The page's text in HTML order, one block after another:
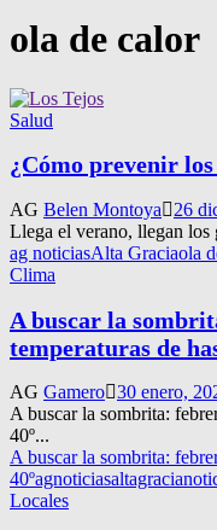
ola de calor
Salud
¿Cómo prevenir
AG Belen Montoya 26
Llega el verano, llegan los
ag noticiasAlta Graciaola
Clima
A buscar la
temperaturas de
AG Gamero 30 enero,
A buscar la sombrita:
40º...
A buscar la sombrita:
40ºagnoticias
Locales